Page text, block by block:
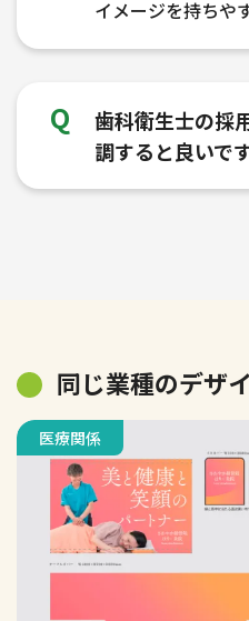
イメージを持ちや
歯科衛生士の採
調すると良いで
同じ業種のデザ
医療関係